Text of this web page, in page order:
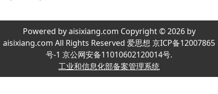
Powered by aisixiang.com Copyright © 2026 by
aisixiang.com All Rights Reserved 爱思想 京ICP备12007865
号-1 京公网安备11010602120014号.
工业和信息化部备案管理系统